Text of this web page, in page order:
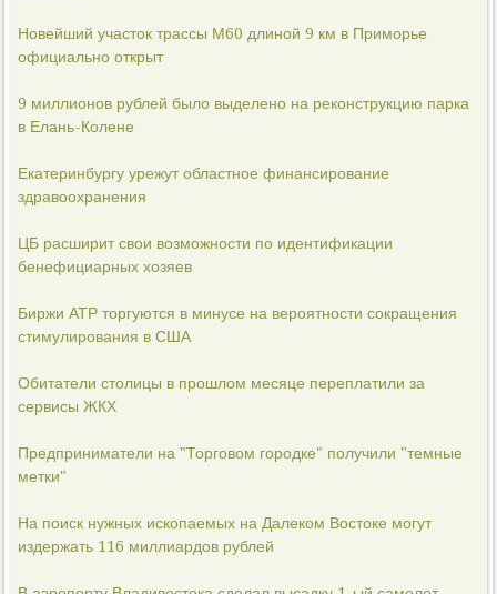
Новейший участок трассы М60 длиной 9 км в Приморье
официально открыт
9 миллионов рублей было выделено на реконструкцию парка
в Елань-Колене
Екатеринбургу урежут областное финансирование
здравоохранения
ЦБ расширит свои возможности по идентификации
бенефициарных хозяев
Биржи АТР торгуются в минусе на вероятности сокращения
стимулирования в США
Обитатели столицы в прошлом месяце переплатили за
сервисы ЖКХ
Предприниматели на "Торговом городке" получили "темные
метки"
На поиск нужных ископаемых на Далеком Востоке могут
издержать 116 миллиардов рублей